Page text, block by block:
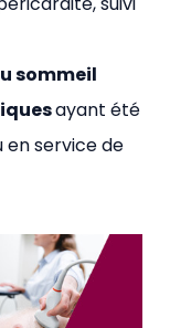
sommeil
ayant été
service de